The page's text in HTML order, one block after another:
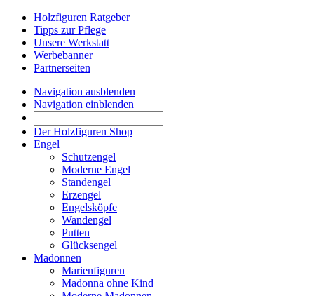
Holzfiguren Ratgeber
Tipps zur Pflege
Unsere Werkstatt
Werbebanner
Partnerseiten
Navigation ausblenden
Navigation einblenden
Der Holzfiguren Shop
Engel
Schutzengel
Moderne Engel
Standengel
Erzengel
Engelsköpfe
Wandengel
Putten
Glücksengel
Madonnen
Marienfiguren
Madonna ohne Kind